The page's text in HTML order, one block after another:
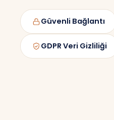
Güvenli Bağlantı
GDPR Veri Gizliliği